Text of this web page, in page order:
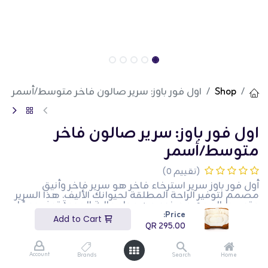
Price:
295.00
Home
Search
Brands
Account
Shop اول فور باوز: سرير صالون فاخر متوسط/أسمر
اول فور باوز: سرير صالون فاخر
متوسط/أسمر
(تقييم 0)
أول فور باوز سرير استرخاء فاخر هو سرير فاخر وأنيق
مصمم لتوفير الراحة المطلقة لحيوانك الأليف. هذا السرير
متوسط الحجم مصنوع من مواد عالية الجودة توفر دعمًا
ممتازًا ودفءًا. يضيف اللون البني الأنيق لمسة من الأناقة
إلى أي غرفة. توفر الحواف المرتفعة بيئة آمنة ومريحة
لحيوانك الأليف للاسترخاء والنوم. هذا السرير مثالي لأصحاب
الحيوانات الأليفة الذين يرغبون في تقديم مكان فاخر ومريح
للراحة لحيواناتهم الأليفة.